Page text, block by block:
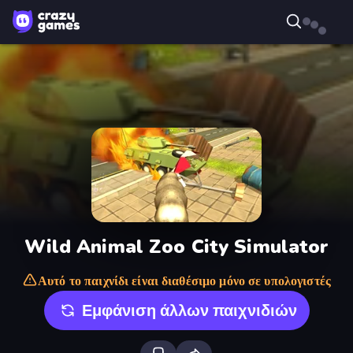
Wild Animal Zoo City Simulator
Αυτό το παιχνίδι είναι διαθέσιμο μόνο σε υπολογιστές
Εμφάνιση άλλων παιχνιδιών